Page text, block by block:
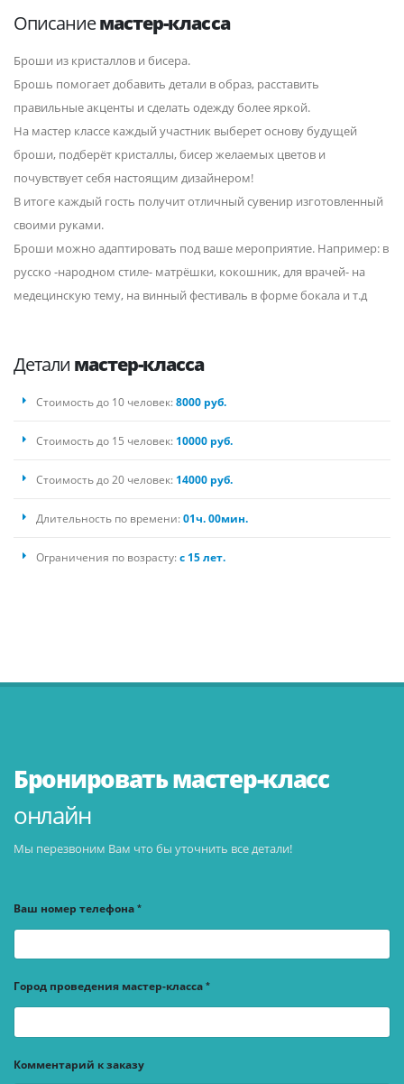
Описаниемастер-класса
Броши из кристаллов и бисера.
Брошь помогает добавить детали в образ, расставить
правильные акценты и сделать одежду более яркой.
На мастер классе каждый участник выберет основу будущей
броши, подберёт кристаллы, бисер желаемых цветов и
почувствует себя настоящим дизайнером!
В итоге каждый гость получит отличный сувенир изготовленный
своими руками.
Броши можно адаптировать под ваше мероприятие. Например: в
русско -народном стиле- матрёшки, кокошник, для врачей- на
медецинскую тему, на винный фестиваль в форме бокала и т.д
Детали мастер-класса
Стоимость до 10 человек:8000 руб.
Стоимость до 15 человек: 10000 руб.
Стоимость до 20 человек: 14000 руб.
Длительность по времени:01ч. 00мин.
Ограничения по возрасту:с 15 лет.
Бронировать мастер-класс
онлайн
Мы перезвоним Вам что бы уточнить все детали!
Ваш номер телефона
Город проведения мастер-класса
Комментарий к заказу